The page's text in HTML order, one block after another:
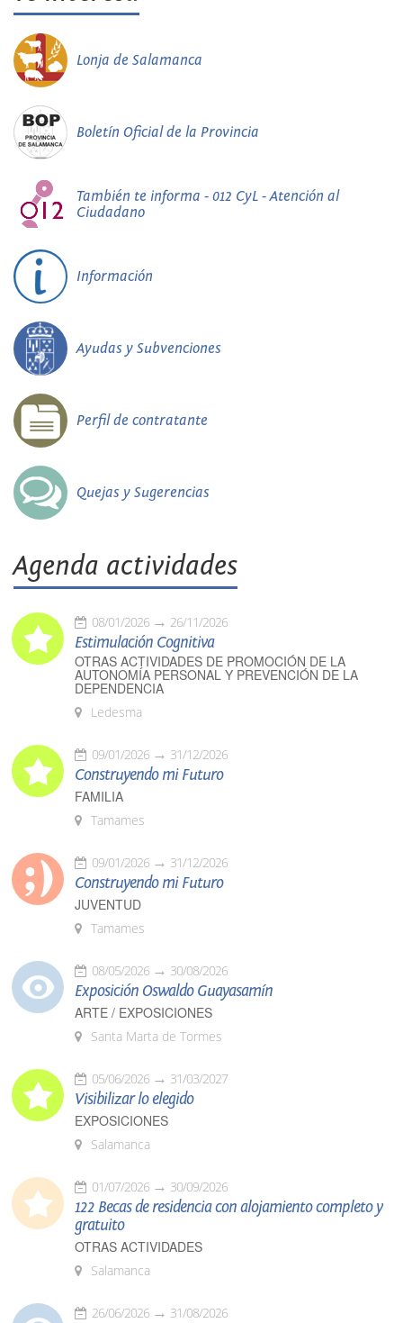
Lonja de Salamanca
Boletín Oficial de la Provincia
También te informa - 012 CyL - Atención al
Ciudadano
Información
Ayudas y Subvenciones
Perfil de contratante
Quejas y Sugerencias
Agenda actividades
08/01/2026 26/11/2026
Estimulación Cognitiva
OTRAS ACTIVIDADES DE PROMOCIÓN DE LA
AUTONOMÍA PERSONAL Y PREVENCIÓN DE LA
DEPENDENCIA
Ledesma
09/01/2026 31/12/2026
Construyendo mi Futuro
FAMILIA
Tamames
09/01/2026 31/12/2026
Construyendo mi Futuro
JUVENTUD
Tamames
08/05/2026 30/08/2026
Exposición Oswaldo Guayasamín
ARTE / EXPOSICIONES
Santa Marta de Tormes
05/06/2026 31/03/2027
Visibilizar lo elegido
EXPOSICIONES
Salamanca
01/07/2026 30/09/2026
122 Becas de residencia con alojamiento completo y
gratuito
OTRAS ACTIVIDADES
Salamanca
26/06/2026 31/08/2026